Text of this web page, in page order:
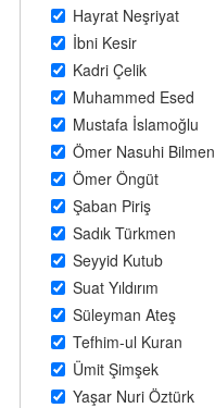
Hayrat Neşriyat
İbni Kesir
Kadri Çelik
Muhammed Esed
Mustafa İslamoğlu
Ömer Nasuhi Bilmen
Ömer Öngüt
Şaban Piriş
Sadık Türkmen
Seyyid Kutub
Suat Yıldırım
Süleyman Ateş
Tefhim-ul Kuran
Ümit Şimşek
Yaşar Nuri Öztürk